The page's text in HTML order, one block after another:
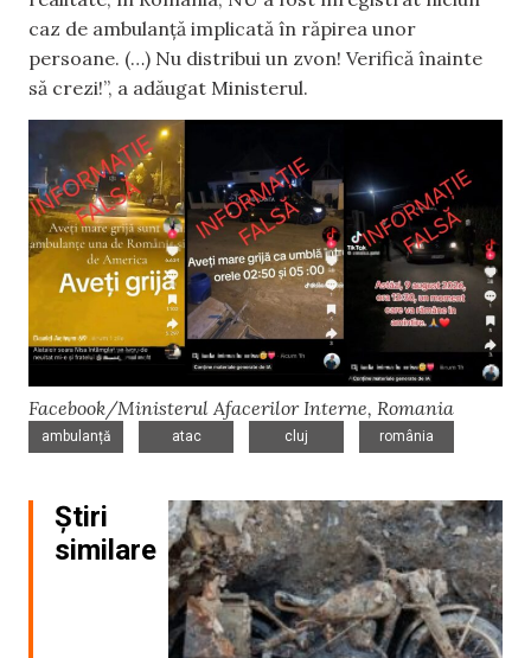
caz de ambulanță implicată în răpirea unor
persoane. (…) Nu distribui un zvon! Verifică înainte
să crezi!”, a adăugat Ministerul.
Facebook/Ministerul Afacerilor Interne, Romania
ambulanță
,
atac
,
cluj
,
românia
Știri
similare